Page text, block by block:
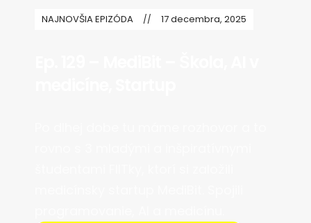
NAJNOVŠIA EPIZÓDA 17 decembra, 2025